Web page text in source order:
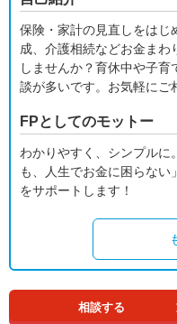
保険・家計の見直しをはじ
成、介護相続などお金まわ
しませんか？育休中や子
談が多いです。お気軽にご
FPとしてのモットー
わかりやすく、シンプルに
も、人生でお金に困らない
をサポートします！
相談する